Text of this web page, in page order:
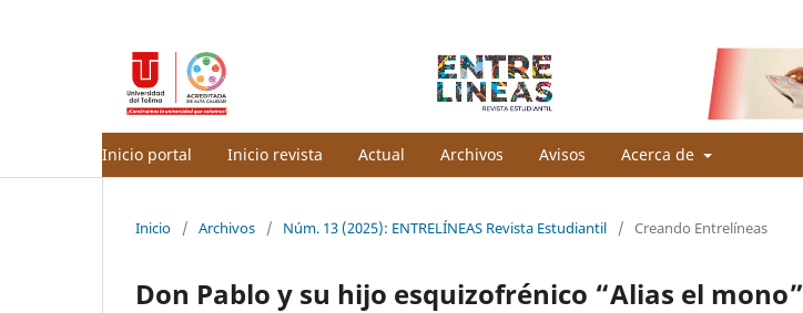
Inicio portal Inicio revista Actual Archivos Avisos Acerca de
Inicio / Archivos / Núm. 13 (2025): ENTRELÍNEAS Revista Estudiantil / Creando Entrelíneas
Don Pablo y su hijo esquizofrénico “Alias el mono”